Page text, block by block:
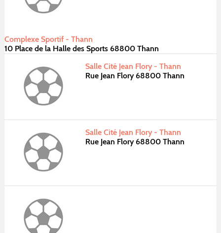
Complexe Sportif - Thann
10 Place de la Halle des Sports 68800 Thann
Salle Cité Jean Flory - Thann
Rue Jean Flory 68800 Thann
Salle Cité Jean Flory - Thann
Rue Jean Flory 68800 Thann